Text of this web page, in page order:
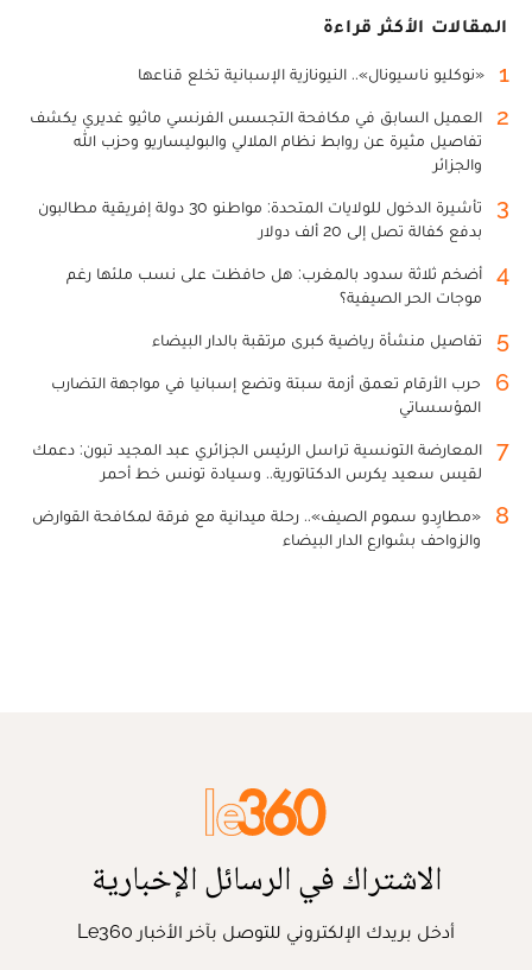
المقالات الأكثر قراءة
1 «نوكليو ناسيونال».. النيونازية الإسبانية تخلع قناعها
2
العميل السابق في مكافحة التجسس الفرنسي ماثيو غديري يكشف
تفاصيل مثيرة عن روابط نظام الملالي والبوليساريو وحزب الله
والجزائر
3
تأشيرة الدخول للولايات المتحدة: مواطنو 30 دولة إفريقية مطالبون
بدفع كفالة تصل إلى 20 ألف دولار
4
أضخم ثلاثة سدود بالمغرب: هل حافظت على نسب ملئها رغم
موجات الحر الصيفية؟
5 تفاصيل منشأة رياضية كبرى مرتقبة بالدار البيضاء
6
حرب الأرقام تعمق أزمة سبتة وتضع إسبانيا في مواجهة التضارب
المؤسساتي
7
المعارضة التونسية تراسل الرئيس الجزائري عبد المجيد تبون: دعمك
لقيس سعيد يكرس الدكتاتورية.. وسيادة تونس خط أحمر
8
«مطارِدو سموم الصيف».. رحلة ميدانية مع فرقة لمكافحة القوارض
والزواحف بشوارع الدار البيضاء
الاشتراك في الرسائل الإخبارية
أدخل بريدك الإلكتروني للتوصل بآخر الأخبار Le360